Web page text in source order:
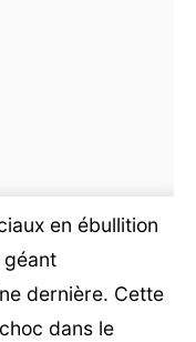
en ébullition
géant
dernière. Cette
dans le